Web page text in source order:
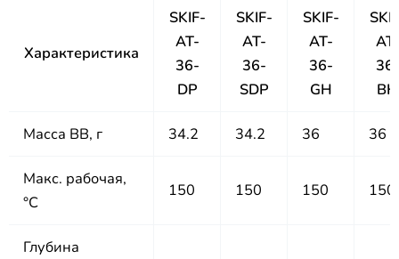
Характеристика
SKIF-
AT-
36-
DP
SKIF-
AT-
36-
SDP
SKIF-
AT-
36-
GH
AT-
36-
BH
Масса ВВ, г 34.2 34.2 36 36
Макс. рабочая,
°C
150 150 150 150
Глубина